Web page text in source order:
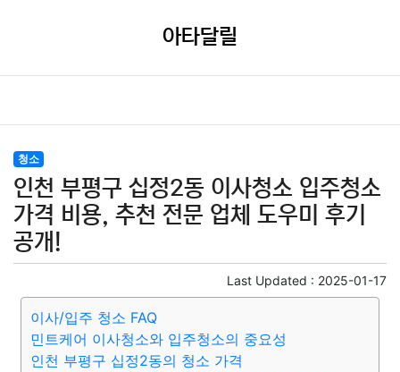
아타달릴
청소
인천 부평구 십정2동 이사청소 입주청소
가격 비용, 추천 전문 업체 도우미 후기
공개!
Last Updated : 2025-01-17
이사/입주 청소 FAQ
민트케어 이사청소와 입주청소의 중요성
인천 부평구 십정2동의 청소 가격